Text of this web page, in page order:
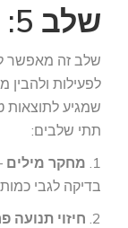
שלב 5: חיזוי שווי מונח
שלב זה מאפשר
לפעילות ולהבין
תתי שלבים:
1. מחקר מילים
בדיקה לגבי
2. חיזוי תנועה